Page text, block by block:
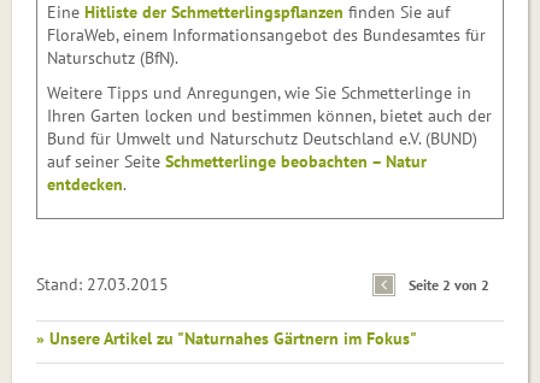
Eine Hitliste der Schmetterlingspflanzen finden Sie auf
FloraWeb, einem Informationsangebot des Bundesamtes für
Naturschutz (BfN).
Weitere Tipps und Anregungen, wie Sie Schmetterlinge in
Ihren Garten locken und bestimmen können, bietet auch der
Bund für Umwelt und Naturschutz Deutschland e.V. (BUND)
auf seiner Seite Schmetterlinge beobachten – Natur
entdecken.
Stand: 27.03.2015 Seite 2 von 2
» Unsere Artikel zu "Naturnahes Gärtnern im Fokus"